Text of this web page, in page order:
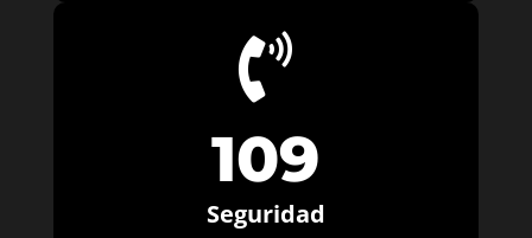

109
Seguridad